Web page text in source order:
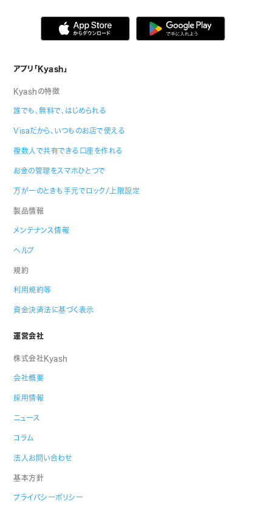
アプリ「Kyash」
Kyashの特徴
誰でも、無料で、はじめられる
Visaだから、いつものお店で使える
複数人で共有できる口座を作れる
お金の管理をスマホひとつで
万が一のときも手元でロック/上限設定
製品情報
メンテナンス情報
ヘルプ
規約
利用規約等
資金決済法に基づく表示
運営会社
株式会社Kyash
会社概要
採用情報
ニュース
コラム
法人お問い合わせ
基本方針
プライバシーポリシー